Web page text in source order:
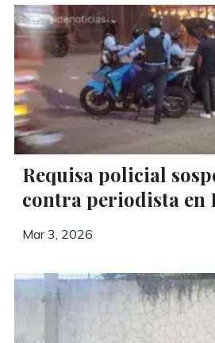
Requisa policial
contra periodista en
Mar 3, 2026